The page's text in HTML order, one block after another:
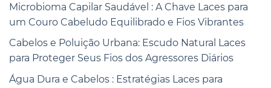
Microbioma Capilar Saudável : A Chave Laces para
um Couro Cabeludo Equilibrado e Fios Vibrantes
Cabelos e Poluição Urbana: Escudo Natural Laces
para Proteger Seus Fios dos Agressores Diários
Água Dura e Cabelos : Estratégias Laces para